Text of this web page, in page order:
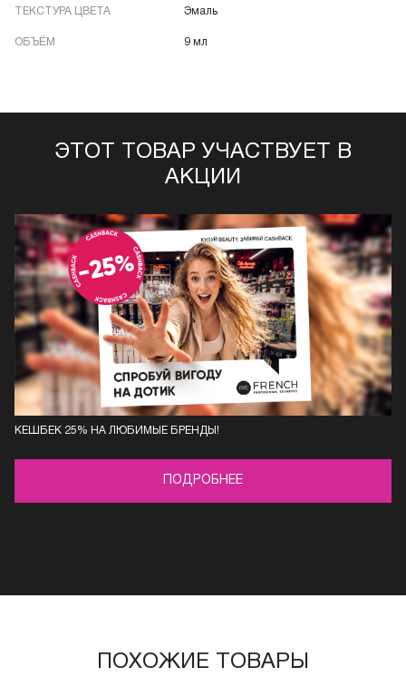
ТЕКСТУРА ЦВЕТА Эмаль
ОБЪЁМ 9 мл
ЭТОТ ТОВАР УЧАСТВУЕТ В
АКЦИИ
КЕШБЕК 25% НА ЛЮБИМЫЕ БРЕНДЫ!
ПОДРОБНЕЕ
ПОХОЖИЕ ТОВАРЫ